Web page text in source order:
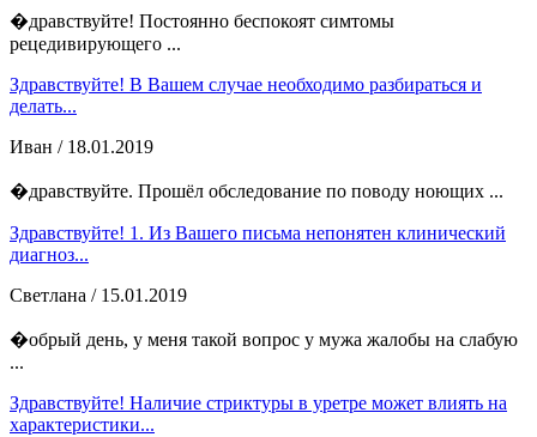
�дравствуйте! Постоянно беспокоят симтомы
рецедивирующего ...
Здравствуйте! В Вашем случае необходимо разбираться и
делать...
Иван / 18.01.2019
�дравствуйте. Прошёл обследование по поводу ноющих ...
Здравствуйте! 1. Из Вашего письма непонятен клинический
диагноз...
Светлана / 15.01.2019
�обрый день, у меня такой вопрос у мужа жалобы на слабую
...
Здравствуйте! Наличие стриктуры в уретре может влиять на
характеристики...